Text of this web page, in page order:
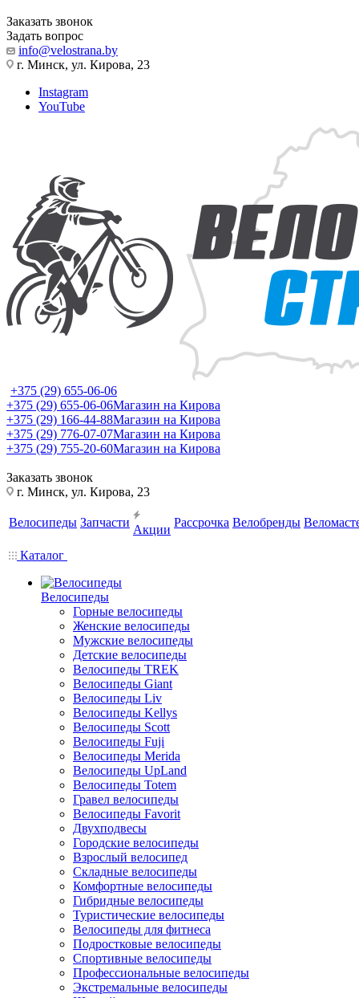
Заказать звонок
Задать вопрос
info@velostrana.by
г. Минск, ул. Кирова, 23
Instagram
YouTube
+375 (29) 655-06-06
+375 (29) 655-06-06Магазин на Кирова
+375 (29) 166-44-88Магазин на Кирова
+375 (29) 776-07-07Магазин на Кирова
+375 (29) 755-20-60Магазин на Кирова
Заказать звонок
г. Минск, ул. Кирова, 23
Велосипеды Запчасти
Акции
Рассрочка Велобренды
Каталог
Велосипеды
Горные велосипеды
Женские велосипеды
Мужские велосипеды
Детские велосипеды
Велосипеды TREK
Велосипеды Giant
Велосипеды Liv
Велосипеды Kellys
Велосипеды Scott
Велосипеды Fuji
Велосипеды Merida
Велосипеды UpLand
Велосипеды Totem
Гравел велосипеды
Велосипеды Favorit
Двухподвесы
Городские велосипеды
Взрослый велосипед
Складные велосипеды
Комфортные велосипеды
Гибридные велосипеды
Туристические велосипеды
Велосипеды для фитнеса
Подростковые велосипеды
Спортивные велосипеды
Профессиональные велосипеды
Экстремальные велосипеды